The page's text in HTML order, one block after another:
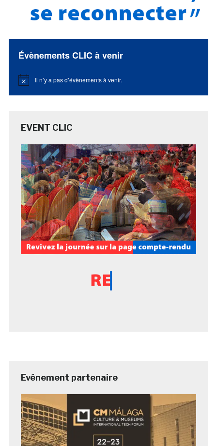
Évènements CLIC à venir
Notice Il n’y a pas d’évènements à venir.
EVENT CLIC
Evénement partenaire